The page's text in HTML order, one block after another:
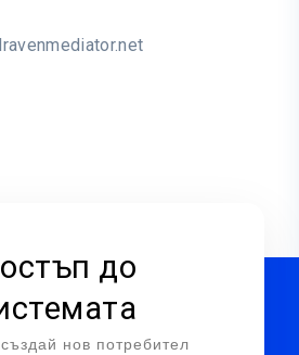
до
нов потребител